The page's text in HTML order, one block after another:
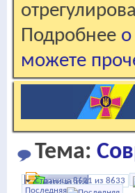
Подробнее
можете
Тема:
Страница 8621 из 8633
Последняя